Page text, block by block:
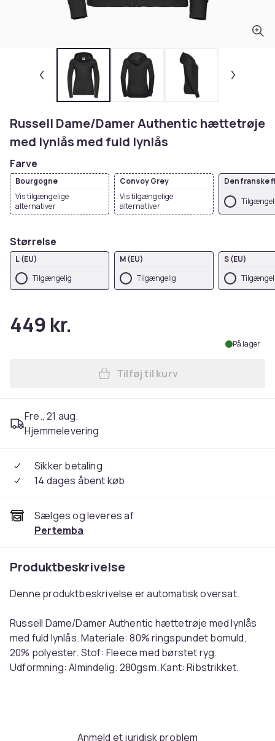
Russell Dame/Damer Authentic hættetrøje
med lynlås med fuld lynlås
Farve
Bourgogne
Vis tilgængelige
alternativer
Convoy Grey
Vis tilgængelige
alternativer
Den franske
Størrelse
L (EU)
Tilgængelig
M (EU)
Tilgængelig
S (EU)
449 kr.
På lager
Læg Russell Dame/Damer
Tilføj til kurv
Fre., 21 aug.
Hjemmelevering
Sikker betaling
14 dages åbent køb
Sælges og leveres af
Pertemba
Produktbeskrivelse
Denne produktbeskrivelse er automatisk oversat.
Russell Dame/Damer Authentic hættetrøje med lynlås
med fuld lynlås. Materiale: 80% ringspundet bomuld,
20% polyester. Stof: Fleece med børstet ryg.
Udformning: Almindelig. 280gsm. Kant: Ribstrikket.
Anmeld et juridisk problem